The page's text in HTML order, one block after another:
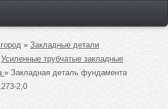
» Закладные детали
Усиленные трубчатые закладные
» Закладная деталь фундамента
2,0